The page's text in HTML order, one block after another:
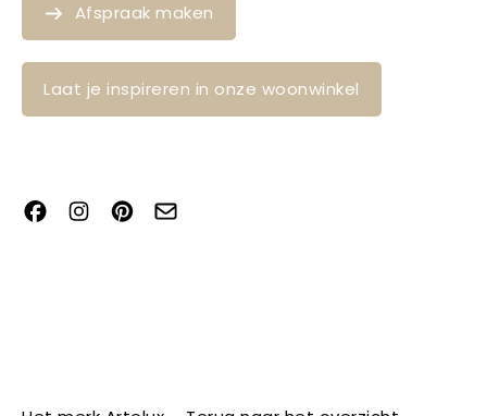
Afspraak maken
Laat je inspireren in onze woonwinkel